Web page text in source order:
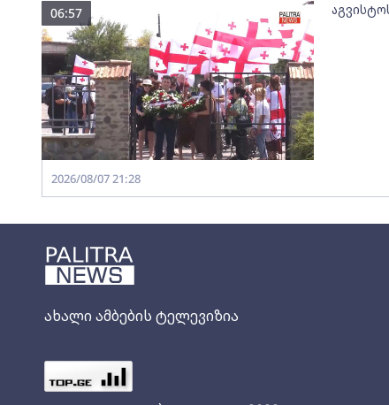
ახალი ამბების ტელევიზია
06:57
2026/08/07 21:28